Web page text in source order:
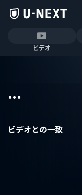
ビデオ
...
ビデオとの一致